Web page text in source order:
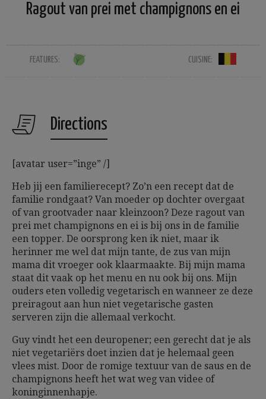
Ragout van prei met champignons en ei
FEATURES: CUISINE:
Directions
[avatar user=”inge” /]
Heb jij een familierecept? Zo’n een recept dat de
familie rondgaat? Van moeder op dochter overgaat
of van grootvader naar kleinzoon? Deze ragout van
prei met champignons en ei is bij ons in de familie
een topper. De oorsprong ken ik niet, maar ik
herinner me wel dat mijn tante, de zus van mijn
mama dit vroeger ook klaarmaakte. Bij mijn mama
staat dit vaak op het menu en nu ook bij ons. Mijn
ouders eten volledig vegetarisch en wanneer ze deze
preiragout aan hun niet vegetarische gasten
serveren zijn die allemaal verkocht.
Guy vindt het een deuropener; een gerecht dat je als
niet vegetariërs doet inzien dat je helemaal geen
vlees mist. Door de romige textuur van de saus en de
champignons heeft het wat weg van videe of
koninginnenhapje.